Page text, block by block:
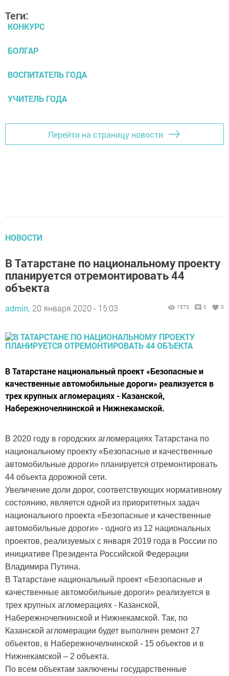
Теги:
КОНКУРС
БОЛГАР
ВОСПИТАТЕЛЬ ГОДА
УЧИТЕЛЬ ГОДА
Перейти на страницу новости
НОВОСТИ
В Татарстане по национальному проекту
планируется отремонтировать 44
объекта
admin, 20 января 2020 - 15:03 1573 0 0
В Татарстане национальный проект «Безопасные и
качественные автомобильные дороги» реализуется в
трех крупных агломерациях - Казанской,
Набережночелнинской и Нижнекамской.
В 2020 году в городских агломерациях Татарстана по
национальному проекту «Безопасные и качественные
автомобильные дороги» планируется отремонтировать
44 объекта дорожной сети.
Увеличение доли дорог, соответствующих нормативному
состоянию, является одной из приоритетных задач
национального проекта «Безопасные и качественные
автомобильные дороги» - одного из 12 национальных
проектов, реализуемых с января 2019 года в России по
инициативе Президента Российской Федерации
Владимира Путина.
В Татарстане национальный проект «Безопасные и
качественные автомобильные дороги» реализуется в
трех крупных агломерациях - Казанской,
Набережночелнинской и Нижнекамской. Так, по
Казанской агломерации будет выполнен ремонт 27
объектов, в Набережночелнинской - 15 объектов и в
Нижнекамской – 2 объекта.
По всем объектам заключены государственные